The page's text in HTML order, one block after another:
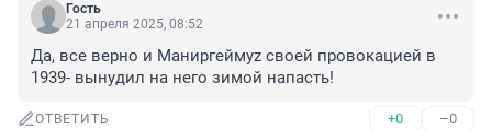
Гость
21 апреля 2025, 08:52
Да, все верно и Маниргеймуz своей провокацией в
1939- вынудил на него зимой напасть!
ОТВЕТИТЬ +0 –0